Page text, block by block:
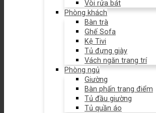
Vòi rửa bát
Phòng khách
Bàn trà
Ghế Sofa
Kệ Tivi
Tủ đựng giày
Vách ngăn trang trí
Phòng ngủ
Giường
Bàn phấn trang điểm
Tủ đầu giường
Tủ quần áo